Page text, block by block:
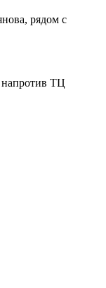
рядом с
напротив ТЦ